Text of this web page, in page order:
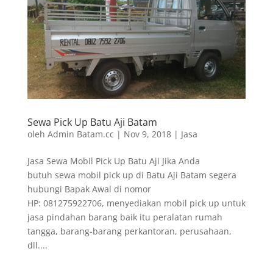
Sewa Pick Up Batu Aji Batam
oleh Admin Batam.cc | Nov 9, 2018| Jasa
Jasa Sewa Mobil Pick Up Batu Aji Jika Anda
butuh sewa mobil pick up di Batu Aji Batam segera
hubungi Bapak Awal di nomor
HP: 081275922706, menyediakan mobil pick up untuk
jasa pindahan barang baik itu peralatan rumah
tangga, barang-barang perkantoran, perusahaan,
dll....